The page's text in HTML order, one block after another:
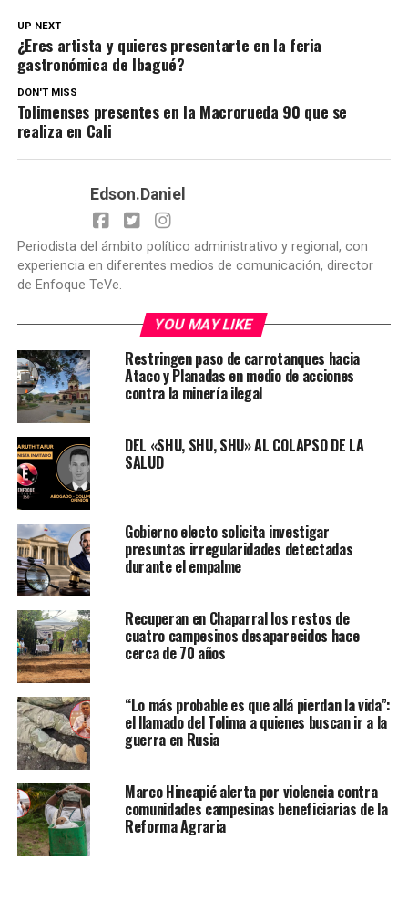
UP NEXT
¿Eres artista y quieres presentarte en la feria
gastronómica de Ibagué?
DON'T MISS
Tolimenses presentes en la Macrorueda 90 que se
realiza en Cali
Edson.Daniel
Periodista del ámbito político administrativo y regional, con
experiencia en diferentes medios de comunicación, director
de Enfoque TeVe.
YOU MAY LIKE
Restringen paso de carrotanques hacia
Ataco y Planadas en medio de acciones
contra la minería ilegal
DEL «SHU, SHU, SHU» AL COLAPSO DE LA
SALUD
Gobierno electo solicita investigar
presuntas irregularidades detectadas
durante el empalme
Recuperan en Chaparral los restos de
cuatro campesinos desaparecidos hace
cerca de 70 años
“Lo más probable es que allá pierdan la vida”:
el llamado del Tolima a quienes buscan ir a la
guerra en Rusia
Marco Hincapié alerta por violencia contra
comunidades campesinas beneficiarias de la
Reforma Agraria